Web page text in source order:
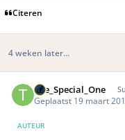
Citeren
4 weken later...
The_Special_One
Geplaatst 19 maart
AUTEUR